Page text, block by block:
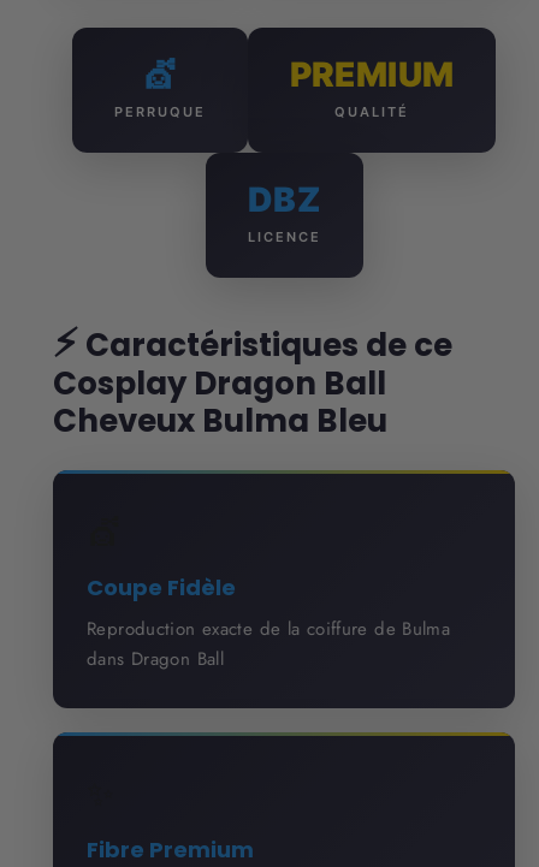
💇
PERRUQUE
PREMIUM
QUALITÉ
DBZ
LICENCE
⚡Caractéristiques de ce
Cosplay Dragon Ball
Cheveux Bulma Bleu
Coupe Fidèle
Reproduction exacte de la coiffure de Bulma
dans Dragon Ball
Fibre Premium